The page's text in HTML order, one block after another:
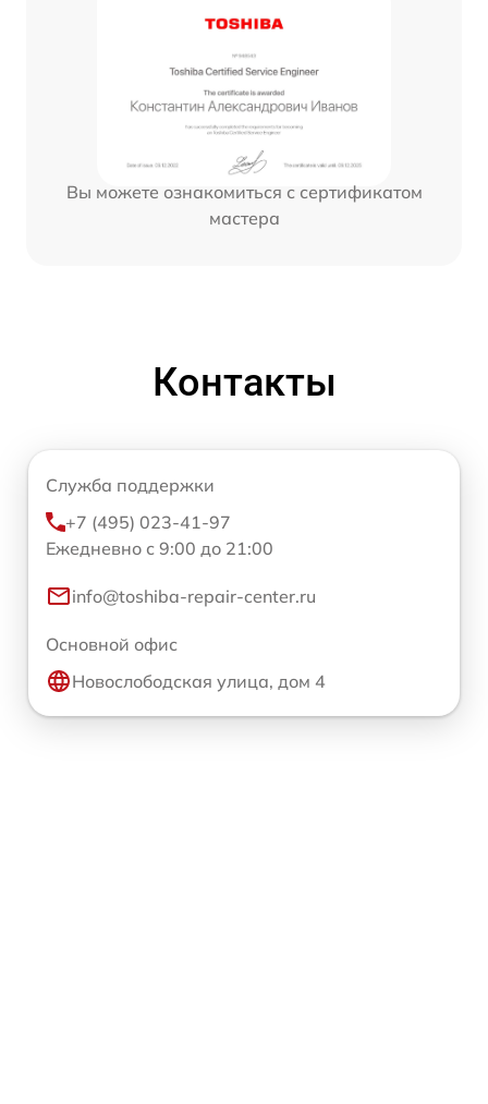
Вы можете ознакомиться с сертификатом
мастера
Контакты
Служба поддержки
+7 (495) 023-41-97
Ежедневно с 9:00 до 21:00
info@toshiba-repair-center.ru
Основной офис
Новослободская улица, дом 4